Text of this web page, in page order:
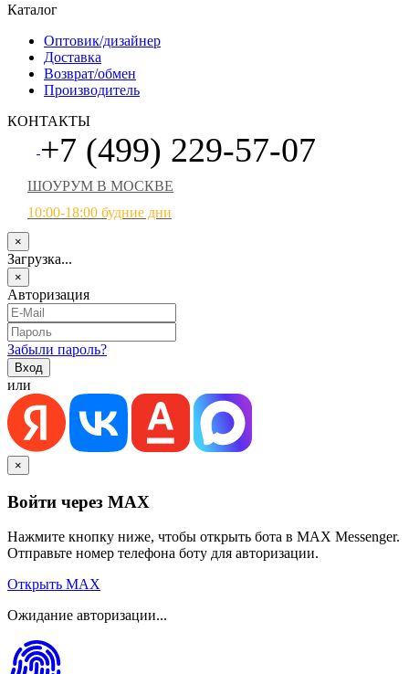
Каталог
Оптовик/дизайнер
Доставка
Возврат/обмен
Производитель
КОНТАКТЫ
+7 (499) 229-57-07
ШОУРУМ В МОСКВЕ
10:00-18:00 будние дни
×
Загрузка...
×
Авторизация
Забыли пароль?
или
×
Войти через MAX
Нажмите кнопку ниже, чтобы открыть бота в MAX Messenger.
Отправьте номер телефона боту для авторизации.
Открыть MAX
Ожидание авторизации...